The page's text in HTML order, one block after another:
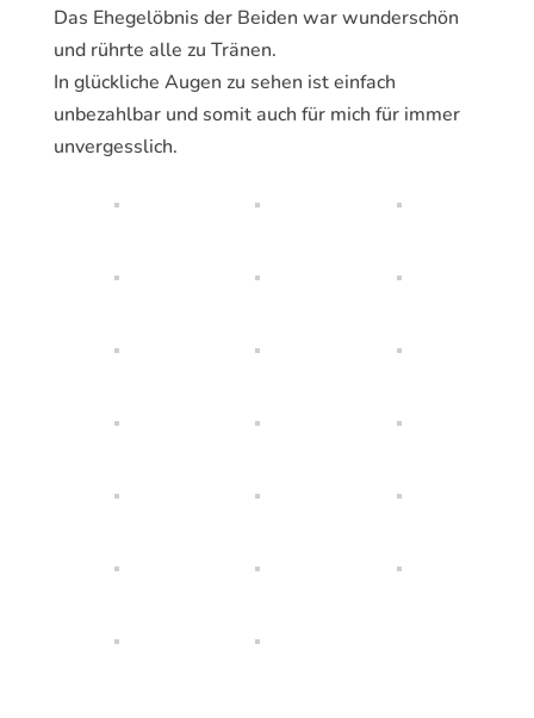
Das Ehegelöbnis der Beiden war wunderschön
und rührte alle zu Tränen.
In glückliche Augen zu sehen ist einfach
unbezahlbar und somit auch für mich für immer
unvergesslich.